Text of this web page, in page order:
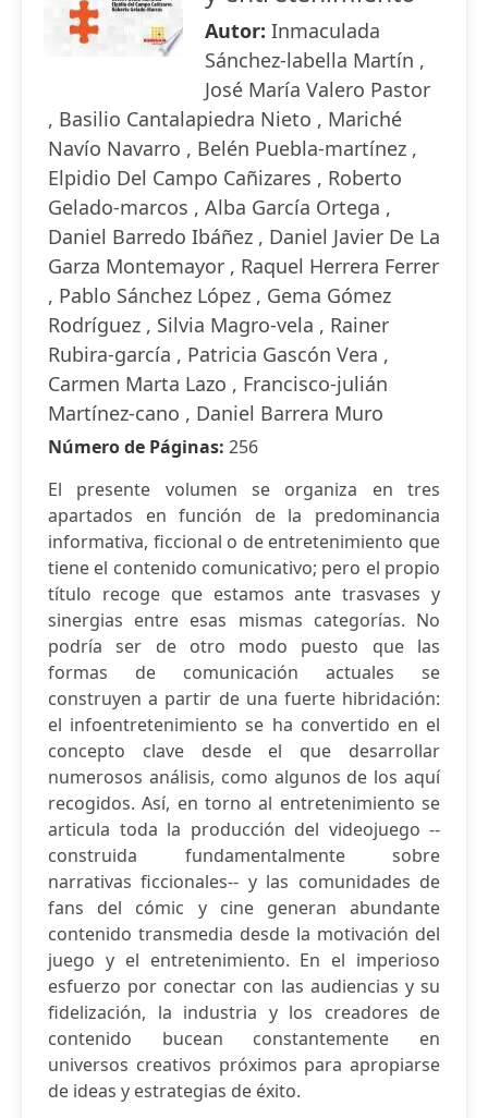
Autor: Inmaculada
Sánchez-labella Martín ,
José María Valero Pastor
, Basilio Cantalapiedra Nieto , Mariché
Navío Navarro , Belén Puebla-martínez ,
Elpidio Del Campo Cañizares , Roberto
Gelado-marcos , Alba García Ortega ,
Daniel Barredo Ibáñez , Daniel Javier De La
Garza Montemayor , Raquel Herrera Ferrer
, Pablo Sánchez López , Gema Gómez
Rodríguez , Silvia Magro-vela , Rainer
Rubira-garcía , Patricia Gascón Vera ,
Carmen Marta Lazo , Francisco-julián
Martínez-cano , Daniel Barrera Muro
Número de Páginas: 256
El presente volumen se organiza en tres
apartados en función de la predominancia
informativa, ficcional o de entretenimiento que
tiene el contenido comunicativo; pero el propio
título recoge que estamos ante trasvases y
sinergias entre esas mismas categorías. No
podría ser de otro modo puesto que las
formas de comunicación actuales se
construyen a partir de una fuerte hibridación:
el infoentretenimiento se ha convertido en el
concepto clave desde el que desarrollar
numerosos análisis, como algunos de los aquí
recogidos. Así, en torno al entretenimiento se
articula toda la producción del videojuego --
construida fundamentalmente sobre
narrativas ficcionales-- y las comunidades de
fans del cómic y cine generan abundante
contenido transmedia desde la motivación del
juego y el entretenimiento. En el imperioso
esfuerzo por conectar con las audiencias y su
fidelización, la industria y los creadores de
contenido bucean constantemente en
universos creativos próximos para apropiarse
de ideas y estrategias de éxito.